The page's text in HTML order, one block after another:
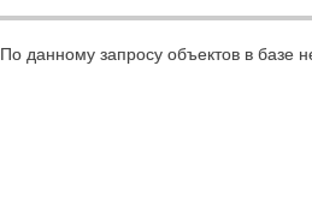
По данному запросу объектов в базе